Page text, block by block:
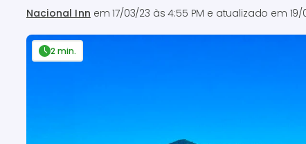
Nacional Inn em17/03/23 às 4:55 PM e atualizado em
2 min.